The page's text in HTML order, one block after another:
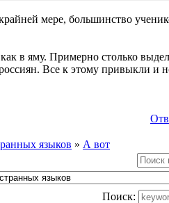
мере, большинство
в яму. Примерно столько
Все к этому привыкли и
языков » А вот
Поиск: